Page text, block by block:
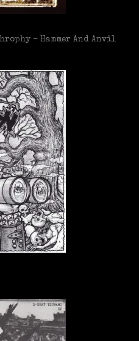
– Hammer And Anvil